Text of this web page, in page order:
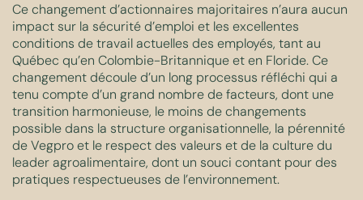
Ce changement d’actionnaires majoritaires n’aura aucun
impact sur la sécurité d’emploi et les excellentes
conditions de travail actuelles des employés, tant au
Québec qu’en Colombie-Britannique et en Floride. Ce
changement découle d’un long processus réfléchi qui a
tenu compte d’un grand nombre de facteurs, dont une
transition harmonieuse, le moins de changements
possible dans la structure organisationnelle, la pérennité
de Vegpro et le respect des valeurs et de la culture du
leader agroalimentaire, dont un souci contant pour des
pratiques respectueuses de l’environnement.